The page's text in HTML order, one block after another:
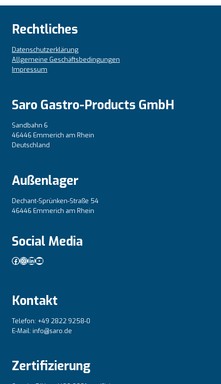
Rechtliches
Datenschutzerklärung
Allgemeine Geschäftsbedingungen
Impressum
Saro Gastro-Products GmbH
Sandbahn 6
46446 Emmerich am Rhein
Deutschland
Außenlager
Dechant-Sprünken-Straße 54
46446 Emmerich am Rhein
Social Media
Facebook
Instagram
LinkedIn
YouTube
Kontakt
Telefon: +49 2822 9258-0
E-Mail: info@saro.de
Zertifizierung